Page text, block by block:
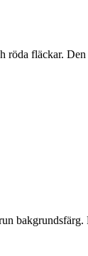
fläckar.